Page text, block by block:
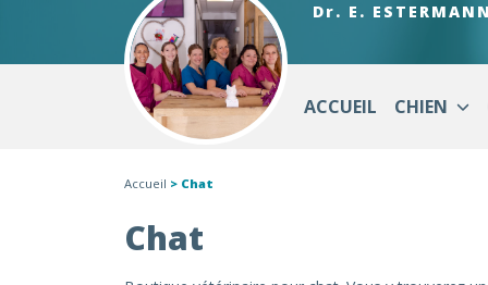
Dr. E.
ACCUEIL CHIEN
Accueil > Chat
Chat